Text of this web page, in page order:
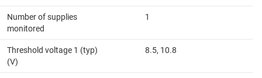
Number of supplies
monitored
1
Threshold voltage 1 (typ)
(V)
8.5, 10.8